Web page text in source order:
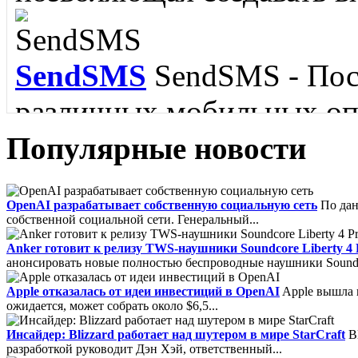
пополнить словарный
языка....
IBM Lotus Symphony
пакет для Linux....
SendSMS SendSMS -
различных мобильных
FoxMailFoxmail -
обладающий
SMTP, MAPI и RSS....
Популярные новости
OpenAI разрабатывает собственную социальную сеть По
собственной социальной сети. Генеральный...
Anker готовит к релизу TWS-наушники Soundcore Liberty 4
анонсировать новые полностью беспроводные наушники
Apple отказалась от идеи инвестиций в OpenAI Apple вышла
ожидается, может собрать около $6,5...
Инсайдер: Blizzard работает над шутером в мире StarCraft
разработкой руководит Дэн Хэй, ответственный...